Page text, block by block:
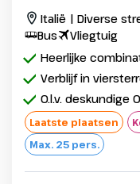
Italië | Diverse
Bus
Vliegtuig
Heerlijke
Verblijf in
O.l.v. deskundige
Laatste plaatsen
Max. 25 pers.